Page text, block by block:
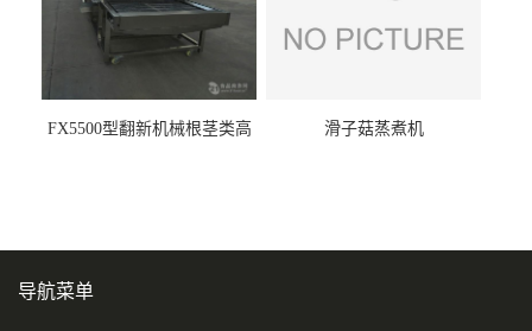
FX5500型翻新机械根茎类高
滑子菇蒸煮机
导航菜单